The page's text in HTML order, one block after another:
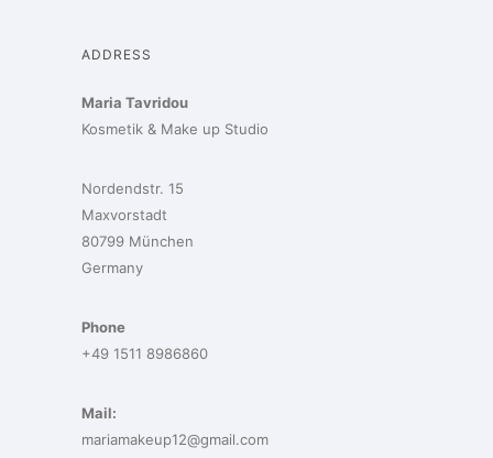
ADDRESS
Maria Tavridou
Kosmetik & Make up Studio
Nordendstr. 15
Maxvorstadt
80799 München
Germany
Phone
+49 1511 8986860
Mail:
mariamakeup12@gmail.com